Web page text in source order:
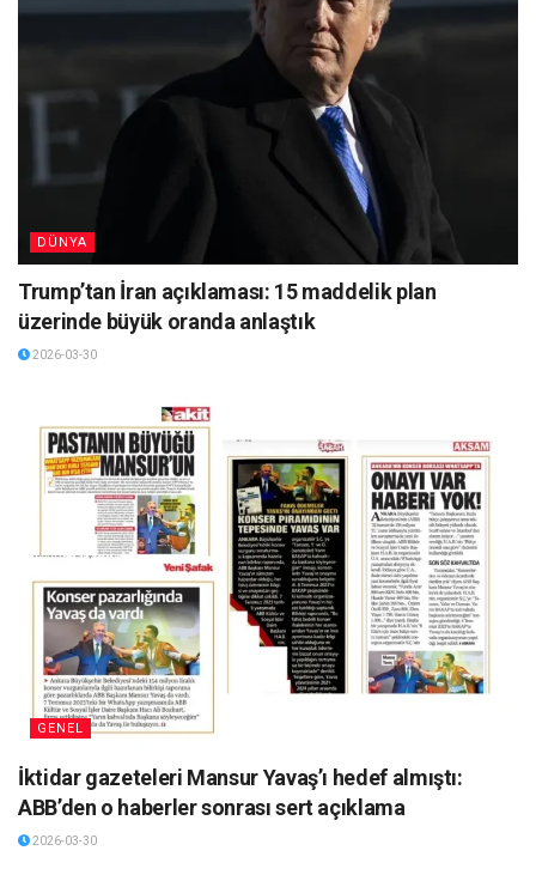
DÜNYA
Trump’tan İran açıklaması: 15 maddelik plan
üzerinde büyük oranda anlaştık
2026-03-30
GENEL
İktidar gazeteleri Mansur Yavaş’ı hedef almıştı:
ABB’den o haberler sonrası sert açıklama
2026-03-30